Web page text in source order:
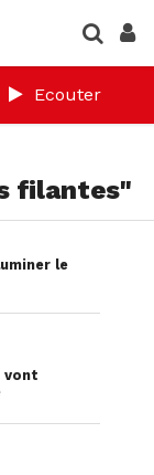
Ecouter
filantes"
le
vont